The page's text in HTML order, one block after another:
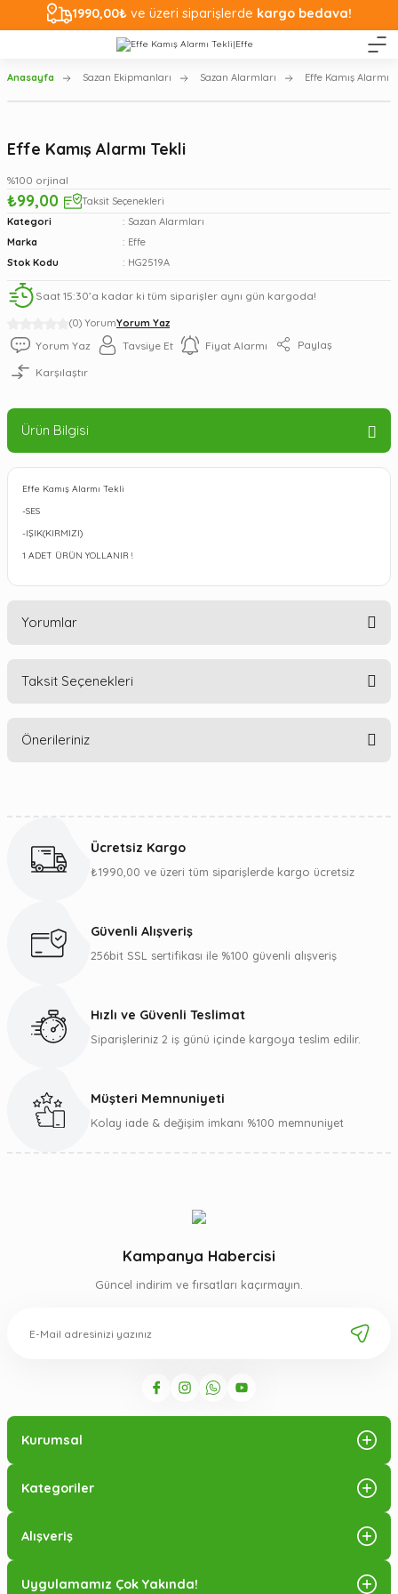
1990,00₺ ve üzeri siparişlerde kargo bedava!
Anasayfa Sazan Ekipmanları Sazan Alarmları Effe Kamış Alarmı
(0) YorumYorum Yaz
Effe Kamış Alarmı Tekli
%100 orjinal
₺99,00
Taksit Seçenekleri
Kategori
Sazan Alarmları
Marka
Effe
Stok Kodu
HG2519A
Saat 15:30’a kadar ki tüm siparişler aynı gün kargoda!
Yorum Yaz Tavsiye Et Fiyat Alarmı Paylaş
Karşılaştır
Ürün Bilgisi
Effe Kamış Alarmı Tekli
-SES
-IŞIK(KIRMIZI)
1 ADET ÜRÜN YOLLANIR !
Yorumlar
Taksit Seçenekleri
Önerileriniz
Görüş ve önerileriniz için teşekkür ederiz.
Ürün bilgilerinde hatalar bulunuyor.
Gönder
Ücretsiz Kargo
₺1990,00 ve üzeri tüm siparişlerde kargo ücretsiz
Güvenli Alışveriş
256bit SSL sertifikası ile %100 güvenli alışveriş
Hızlı ve Güvenli Teslimat
Siparişleriniz 2 iş günü içinde kargoya teslim edilir.
Müşteri Memnuniyeti
Kolay iade & değişim imkanı %100 memnuniyet
Kampanya Habercisi
Güncel indirim ve fırsatları kaçırmayın.
Kurumsal
Kategoriler
Alışveriş
Uygulamamız Çok Yakında!